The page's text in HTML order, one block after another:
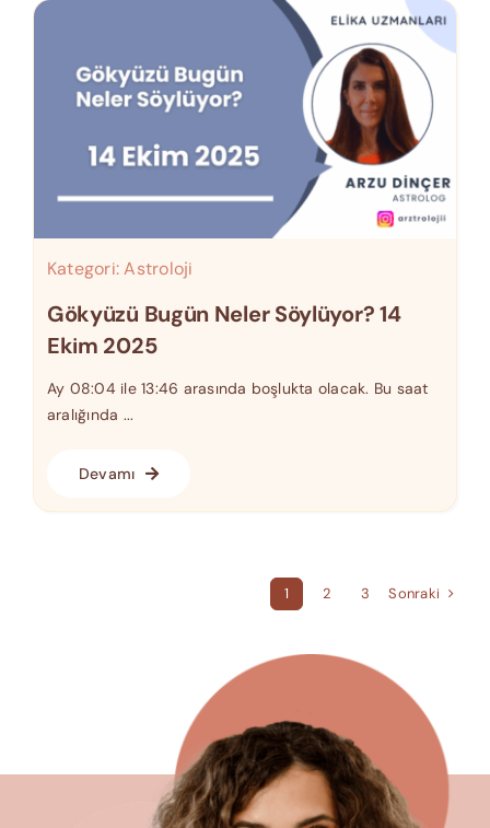
Kategori:Astroloji
Gökyüzü Bugün Neler Söylüyor? 14
Ekim 2025
Ay 08:04 ile 13:46 arasında boşlukta olacak. Bu saat
aralığında ...
Devamı
1 2 3 Sonraki